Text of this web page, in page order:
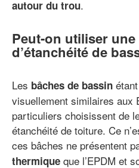
autour du trou.
Peut-on utiliser une
d’étanchéité de
Les bâches de bassin
visuellement similaires aux
particuliers choisissent de
étanchéité de toiture. Ce
ces bâches ne présentent
thermique que l’EPDM et